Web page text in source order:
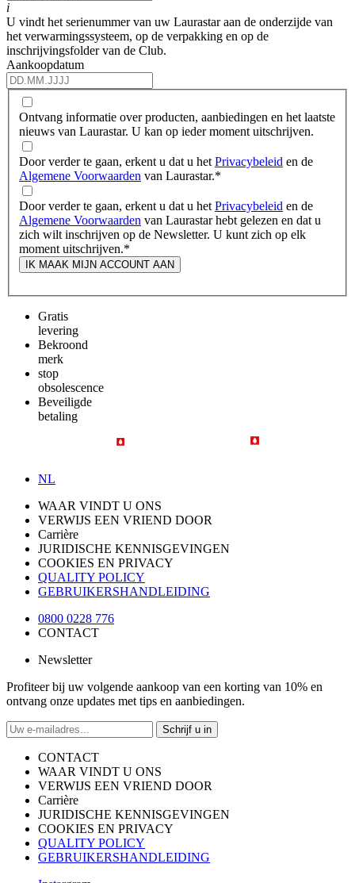
i
U vindt het serienummer van uw Laurastar aan de onderzijde van
het verwarmingssysteem, op de verpakking en op de
inschrijvingsfolder van de Club.
Aankoopdatum
Ontvang informatie over producten, aanbiedingen en het laatste
nieuws van Laurastar. U kan op ieder moment uitschrijven.
Door verder te gaan, erkent u dat u het Privacybeleid en de
Algemene Voorwaarden van Laurastar.*
Door verder te gaan, erkent u dat u het Privacybeleid en de
Algemene Voorwaarden van Laurastar hebt gelezen en dat u
zich wilt inschrijven op de Newsletter. U kunt zich op elk
moment uitschrijven.*
IK MAAK MIJN ACCOUNT AAN
Gratis
levering
Bekroond
merk
stop
obsolescence
Beveiligde
betaling
NL
WAAR VINDT U ONS
VERWIJS EEN VRIEND DOOR
Carrière
JURIDISCHE KENNISGEVINGEN
COOKIES EN PRIVACY
QUALITY POLICY
GEBRUIKERSHANDLEIDING
0800 0228 776
CONTACT
Newsletter
Profiteer bij uw volgende aankoop van een korting van 10% en
ontvang onze updates met tips en aanbiedingen.
Schrijf u in
CONTACT
WAAR VINDT U ONS
VERWIJS EEN VRIEND DOOR
Carrière
JURIDISCHE KENNISGEVINGEN
COOKIES EN PRIVACY
QUALITY POLICY
GEBRUIKERSHANDLEIDING